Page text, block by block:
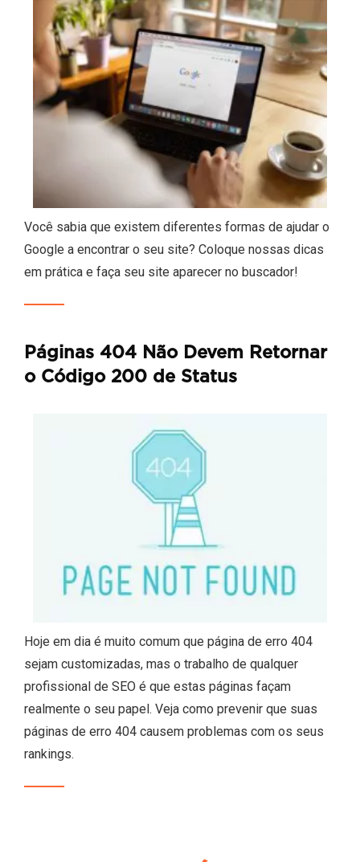
Você sabia que existem diferentes formas de ajudar o
Google a encontrar o seu site? Coloque nossas dicas
em prática e faça seu site aparecer no buscador!
Páginas 404 Não Devem Retornar
o Código 200 de Status
Hoje em dia é muito comum que página de erro 404
sejam customizadas, mas o trabalho de qualquer
profissional de SEO é que estas páginas façam
realmente o seu papel. Veja como prevenir que suas
páginas de erro 404 causem problemas com os seus
rankings.